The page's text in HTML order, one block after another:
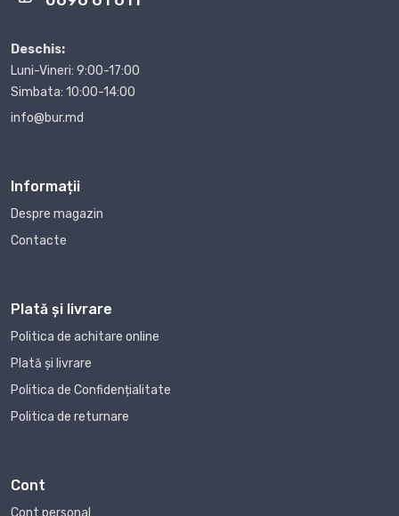
Deschis:
Luni-Vineri: 9:00-17:00
Simbata: 10:00-14:00
info@bur.md
Informații
Despre magazin
Contacte
Plată și livrare
Politica de achitare online
Plată și livrare
Politica de Confidențialitate
Politica de returnare
Cont